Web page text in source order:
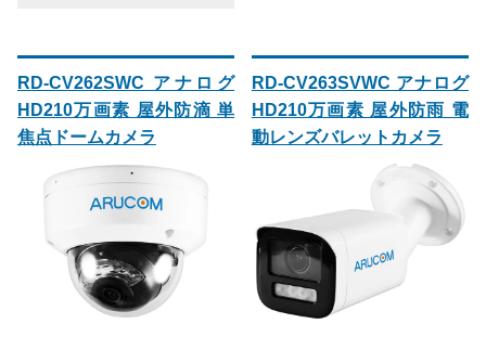
RD-CV262SWC アナログ
HD210万画素 屋外防滴 単
焦点ドームカメラ
RD-CV263SVWC アナログ
HD210万画素 屋外防雨 電
動レンズバレットカメラ